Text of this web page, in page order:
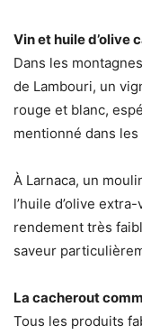
Vin et huile d’olive
Dans les
de Lambouri, un
rouge et blanc,
mentionné dans
À Larnaca, un
l’huile d’olive
rendement très
saveur
La cacherout
Tous les produits